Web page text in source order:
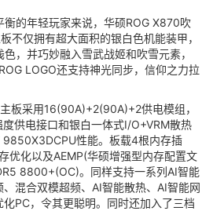
的年轻玩家来说，华硕ROG X870吹
不仅拥有超大面积的银白色机能装甲，
，并巧妙融入雪武战姬和吹雪元素，
LOGO还支持神光同步，信仰之力拉
采用16(90A)+2(90A)+2供电模组，
供电接口和银白一体式I/O+VRM散热
性能。板载4根内存插
优化以及AEMP(华硕增强型内存配置文
8800+(OC)。同样支持一系列AI智能
混合双模超频、AI智能散热、AI智能网
PC，令其更聪明。同时还加入了三档